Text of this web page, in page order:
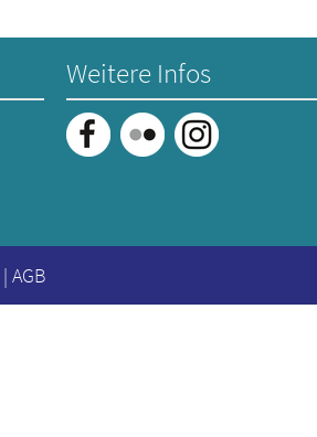
Weitere Infos
| AGB